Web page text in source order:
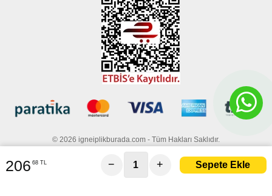
© 2026 igneiplikburada.com - Tüm Hakları Saklıdır.
206 68 TL − +